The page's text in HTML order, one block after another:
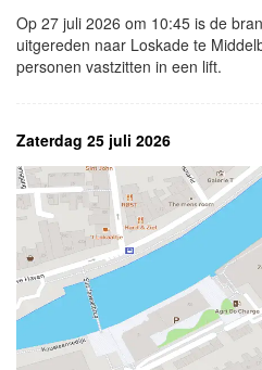
Op 27 juli 2026 om 10:45 is de
uitgereden naar Loskade te
personen vastzitten in een lift.
Zaterdag 25 juli 2026